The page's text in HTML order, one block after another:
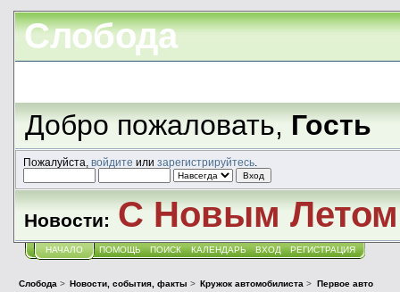
Слобода
Добро пожаловать,Гость
Пожалуйста, войдите или зарегистрируйтесь.
Новости: С Новым
НАЧАЛО ПОМОЩЬ ПОИСК КАЛЕНДАРЬ ВХОД РЕГИСТРАЦИЯ
Слобода > Новости, события, факты > Кружок автомобилиста > Первое авто